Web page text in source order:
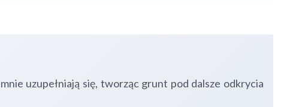
uzupełniają się, tworząc grunt pod dalsze odkrycia